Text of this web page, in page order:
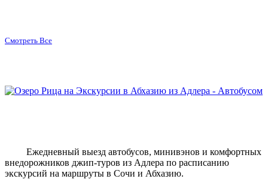
Смотреть Все
Ежедневный выезд автобусов, минивэнов и комфортных
внедорожников джип-туров из Адлера по расписанию
экскурсий на маршруты в Сочи и Абхазию.